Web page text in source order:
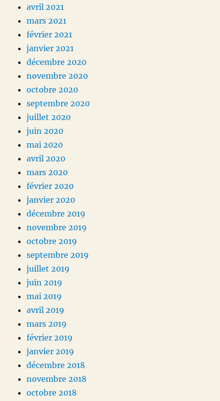
avril 2021
mars 2021
février 2021
janvier 2021
décembre 2020
novembre 2020
octobre 2020
septembre 2020
juillet 2020
juin 2020
mai 2020
avril 2020
mars 2020
février 2020
janvier 2020
décembre 2019
novembre 2019
octobre 2019
septembre 2019
juillet 2019
juin 2019
mai 2019
avril 2019
mars 2019
février 2019
janvier 2019
décembre 2018
novembre 2018
octobre 2018